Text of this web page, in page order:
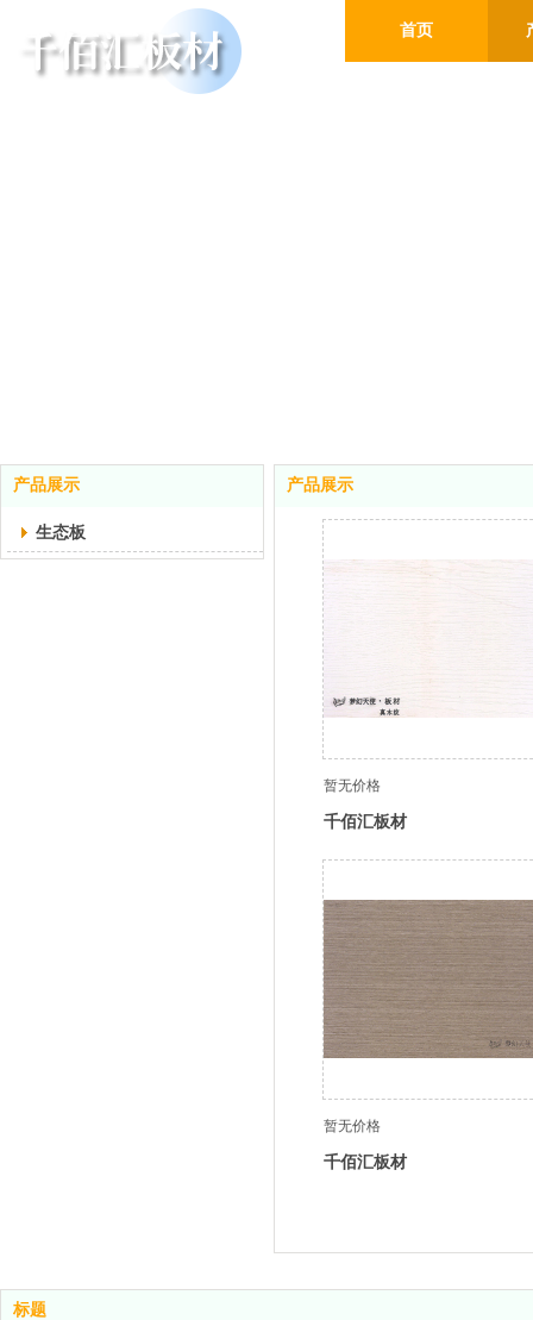
首页
产品展示
生态板
产品展示
暂无价格
千佰汇板材
暂无价格
千佰汇板材
标题